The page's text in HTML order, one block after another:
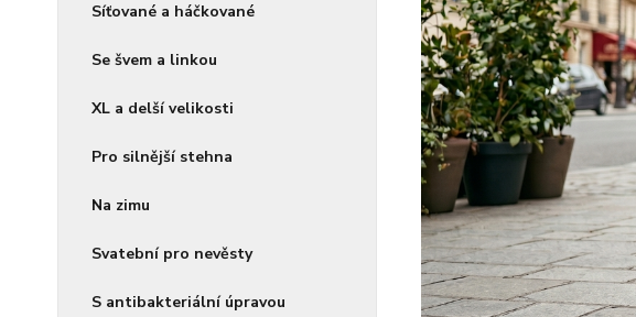
Síťované a háčkované
Se švem a linkou
XL a delší velikosti
Pro silnější stehna
Na zimu
Svatební pro nevěsty
S antibakteriální úpravou